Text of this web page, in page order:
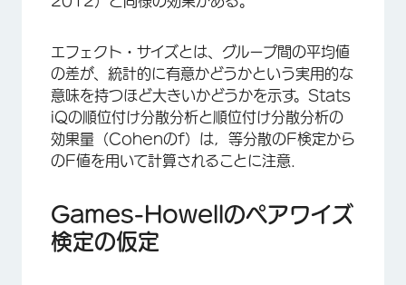
エフェクト・サイズとは、グループ間の平均値
の差が、統計的に有意かどうかという実用的な
意味を持つほど大きいかどうかを示す。Stats
iQの順位付け分散分析と順位付け分散分析の
効果量（Cohenのf）は，等分散のF検定から
のF値を用いて計算されることに注意．
Games-Howellのペアワイズ
検定の仮定